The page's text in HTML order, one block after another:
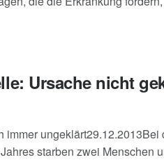
Ursache nicht
starben zwei Menschen